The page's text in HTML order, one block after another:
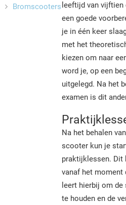
leeftijd van vijftien
een goede
je in één keer
met het
kiezen om naar
word je, op een
uitgelegd. Na het
examen is dit
Na het behalen
scooter kun je
praktijklessen. Dit
vanaf het moment
leert hierbij om
te houden en de
Bromscooters